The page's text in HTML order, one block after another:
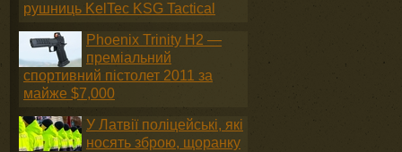
рушниць KelTec KSG Tactical
Phoenix Trinity H2 —
преміальний
спортивний пістолет 2011 за
майже $7,000
У Латвії поліцейські, які
носять зброю, щоранку